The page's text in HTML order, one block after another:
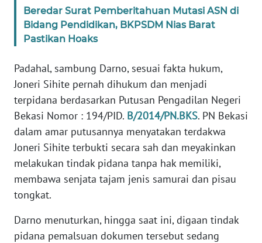
Beredar Surat Pemberitahuan Mutasi ASN di
Bidang Pendidikan, BKPSDM Nias Barat
Pastikan Hoaks
Padahal, sambung Darno, sesuai fakta hukum,
Joneri Sihite pernah dihukum dan menjadi
terpidana berdasarkan Putusan Pengadilan Negeri
Bekasi Nomor : 194/PID. B/2014/PN.BKS. PN Bekasi
dalam amar putusannya menyatakan terdakwa
Joneri Sihite terbukti secara sah dan meyakinkan
melakukan tindak pidana tanpa hak memiliki,
membawa senjata tajam jenis samurai dan pisau
tongkat.
Darno menuturkan, hingga saat ini, digaan tindak
pidana pemalsuan dokumen tersebut sedang
WN
NUSANTARA
WN
JOGJA
WN
JATIM
WN
BALI
WN